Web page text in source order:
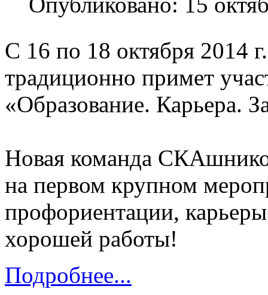
С 16 по 18 октября 2014
традиционно примет
«Образование. Карьера.
Новая команда
на первом крупном
профориентации,
хорошей работы!
Подробнее...